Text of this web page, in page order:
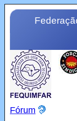
Fórum